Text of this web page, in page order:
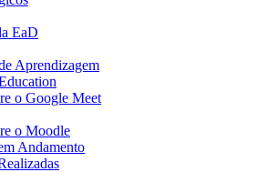
EaD
Aprendizagem
o Google Meet
o Moodle
Andamento